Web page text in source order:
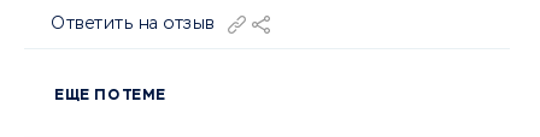
Ответить на отзыв
ЕЩЕ ПО ТЕМЕ